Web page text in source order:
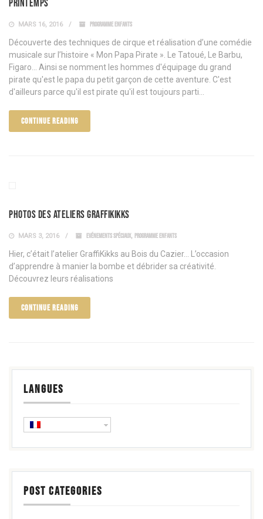
printemps
MARS 16, 2016 PROGRAMME ENFANTS
Découverte des techniques de cirque et réalisation d’une comédie
musicale sur l’histoire « Mon Papa Pirate ». Le Tatoué, Le Barbu,
Figaro... Ainsi se nomment les hommes d'équipage du grand
pirate qu'est le papa du petit garçon de cette aventure. C'est
d'ailleurs parce qu'il est pirate qu'il est toujours parti...
CONTINUE READING
Photos des ateliers GraffiKiKKS
MARS 3, 2016 EVÉNEMENTS SPÉCIAUX, PROGRAMME ENFANTS
Hier, c’était l’atelier GraffiKikks au Bois du Cazier… L’occasion
d’apprendre à manier la bombe et débrider sa créativité.
Découvrez leurs réalisations
CONTINUE READING
LANGUES
POST CATEGORIES